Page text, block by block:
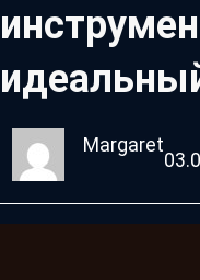
Margaret